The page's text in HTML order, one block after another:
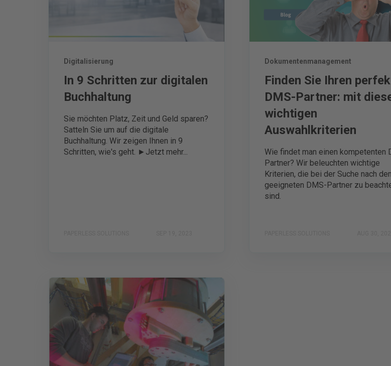
Digitalisierung
In 9 Schritten zur digitalen
Buchhaltung
Sie möchten Platz, Zeit und Geld sparen?
Satteln Sie um auf die digitale
Buchhaltung. Wir zeigen Ihnen in 9
Schritten, wie's geht. ►Jetzt mehr...
Dokumentenmanagement
Finden Sie Ihren
DMS-Partner: mit
wichtigen
Auswahlkriterien
Wie findet man einen kompetenten
Partner? Wir beleuchten wichtige
Kriterien, die bei der Suche nach
geeigneten DMS-Partner zu
sind.